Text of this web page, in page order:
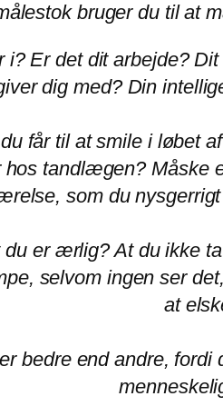
bruger du til at
Er det dit arbejde?
dig med? Din
får til at smile i løbet
hos tandlægen?Måske
som du
er ærlig? At du ikke
selvom ingen ser
at
bedre end andre,